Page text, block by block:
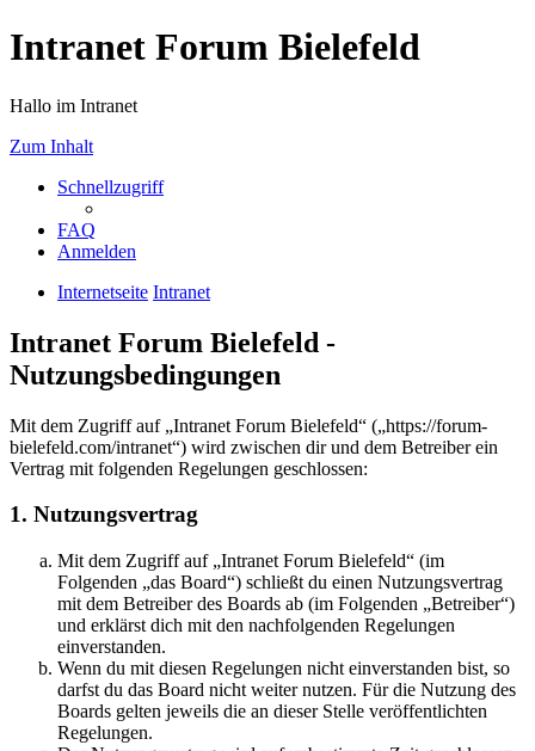
Intranet Forum Bielefeld
Hallo im Intranet
Zum Inhalt
Schnellzugriff
FAQ
Anmelden
Internetseite Intranet
Intranet Forum Bielefeld -
Nutzungsbedingungen
Mit dem Zugriff auf „Intranet Forum Bielefeld“ („https://forum-
bielefeld.com/intranet“) wird zwischen dir und dem Betreiber ein
Vertrag mit folgenden Regelungen geschlossen:
1. Nutzungsvertrag
Mit dem Zugriff auf „Intranet Forum Bielefeld“ (im
Folgenden „das Board“) schließt du einen Nutzungsvertrag
mit dem Betreiber des Boards ab (im Folgenden „Betreiber“)
und erklärst dich mit den nachfolgenden Regelungen
einverstanden.
Wenn du mit diesen Regelungen nicht einverstanden bist, so
darfst du das Board nicht weiter nutzen. Für die Nutzung des
Boards gelten jeweils die an dieser Stelle veröffentlichten
Regelungen.